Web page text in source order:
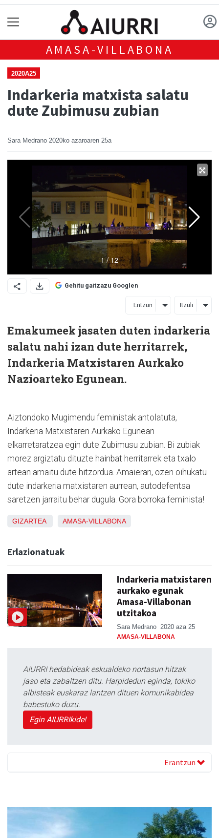
AMASA-VILLABONA
2020A25
Indarkeria matxista salatu
dute Zubimusu zubian
Sara Medrano 2020ko azaroaren 25a
Gehitu gaitzazu Googlen
Entzun Itzuli
Emakumeek jasaten duten indarkeria
salatu nahi izan dute herritarrek,
Indarkeria Matxistaren Aurkako
Nazioarteko Egunean.
Aiztondoko Mugimendu feministak antolatuta,
Indarkeria Matxistaren Aurkako Egunean
elkarretaratzea egin dute Zubimusu zubian. Bi zubiak
morez argiztatu dituzte hainbat herritarrek eta txalo
artean amaitu dute hitzordua. Amaieran, ozen oihukatu
dute indarkeria matxistaren aurrean, autodefentsa
saretzen jarraitu behar dugula. Gora borroka feminista!
GIZARTEA AMASA-VILLABONA
Erlazionatuak
Indarkeria matxistaren
aurkako egunak
Amasa-Villabonan
utzitakoa
Sara Medrano 2020 aza 25
AMASA-VILLABONA
AIURRI hedabideak eskualdeko nortasun hitzak
jaso eta zabaltzen ditu. Harpidedun eginda, tokiko
albisteak euskaraz lantzen dituen komunikabidea
babestuko duzu.
Egin AIURRIkide!
Erantzun